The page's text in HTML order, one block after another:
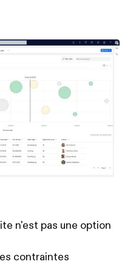
n'est pas une option
contraintes